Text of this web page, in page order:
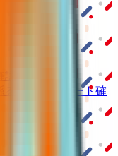
結果の公表
るチェックシート確